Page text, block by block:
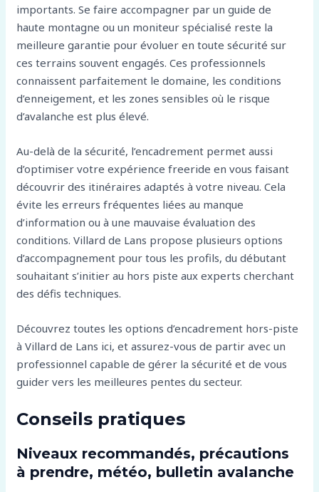
importants. Se faire accompagner par un guide de
haute montagne ou un moniteur spécialisé reste la
meilleure garantie pour évoluer en toute sécurité sur
ces terrains souvent engagés. Ces professionnels
connaissent parfaitement le domaine, les conditions
d’enneigement, et les zones sensibles où le risque
d’avalanche est plus élevé.
Au-delà de la sécurité, l’encadrement permet aussi
d’optimiser votre expérience freeride en vous faisant
découvrir des itinéraires adaptés à votre niveau. Cela
évite les erreurs fréquentes liées au manque
d’information ou à une mauvaise évaluation des
conditions. Villard de Lans propose plusieurs options
d’accompagnement pour tous les profils, du débutant
souhaitant s’initier au hors piste aux experts cherchant
des défis techniques.
Découvrez toutes les options d’encadrement hors-piste
à Villard de Lans ici, et assurez-vous de partir avec un
professionnel capable de gérer la sécurité et de vous
guider vers les meilleures pentes du secteur.
Conseils pratiques
Niveaux recommandés, précautions
à prendre, météo, bulletin avalanche